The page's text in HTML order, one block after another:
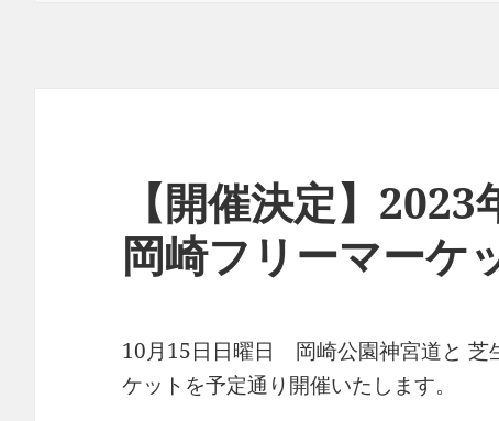
【開催決定】
岡崎フリーマーケ
10月15日日曜日 岡崎公園神宮道と 芝
ケットを予定通り開催いたします。